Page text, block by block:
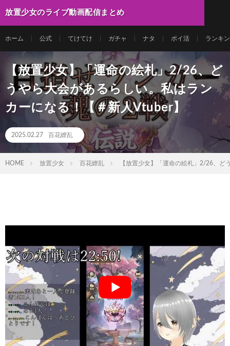
放置少女のライブ動画配信まとめ
ホーム 公式 てけてけ ガチャ ナタ ポイ活 ランキ
【放置少女】「運命の絵札」2/26、ど
うやら大会があるらしい。私はラン
カーになる！【＃新人Vtuber】
2025.02.27 百花繚乱
HOME 放置少女 百花繚乱 【放置少女】「運命の絵札」2/26、ど